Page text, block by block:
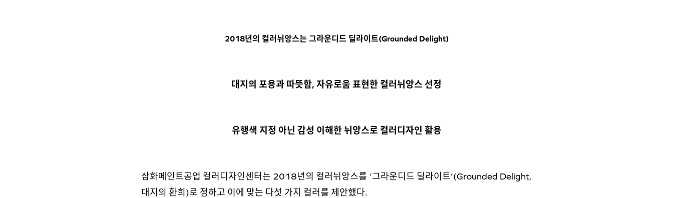
2018년의 컬러뉘앙스는 그라운디드 딜라이트(Grounded Delight)
대지의 포용과 따뜻함, 자유로움 표현한 컬러뉘앙스 선정
유행색 지정 아닌 감성 이해한 뉘앙스로 컬러디자인 활용
삼화페인트공업 컬러디자인센터는 2018년의 컬러뉘앙스를 ‘그라운디드 딜라이트’(Grounded Delight,
대지의 환희)로 정하고 이에 맞는 다섯 가지 컬러를 제안했다.